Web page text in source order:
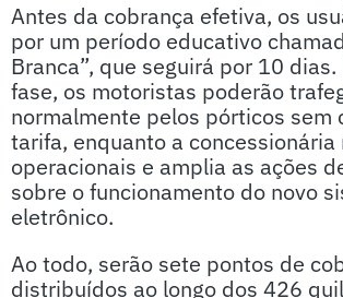
Antes da cobrança efetiva, os
por um período educativo
Branca”, que seguirá por 10
fase, os motoristas poderão
normalmente pelos pórticos sem
tarifa, enquanto a
operacionais e amplia as ações
sobre o funcionamento do novo
eletrônico.
Ao todo, serão sete pontos de
distribuídos ao longo dos 426